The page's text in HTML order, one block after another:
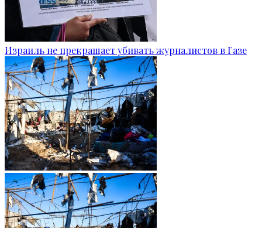
Израиль не прекращает убивать журналистов в Газе